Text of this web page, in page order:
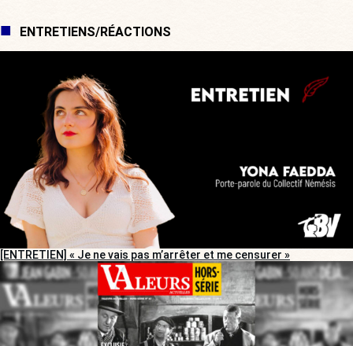
ENTRETIENS/RÉACTIONS
[ENTRETIEN] « Je ne vais pas m’arrêter et me censurer »